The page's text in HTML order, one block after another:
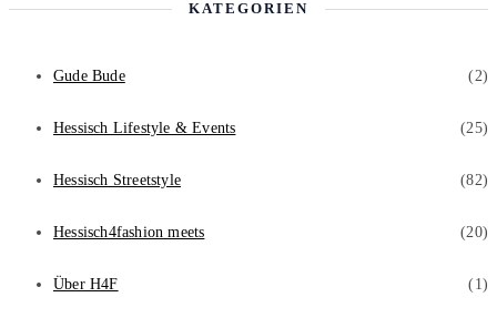
KATEGORIEN
Gude Bude (2)
Hessisch Lifestyle & Events (25)
Hessisch Streetstyle (82)
Hessisch4fashion meets (20)
Über H4F (1)